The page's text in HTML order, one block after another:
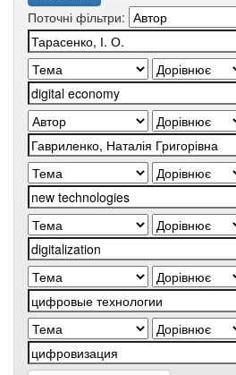
Поточні фільтри: